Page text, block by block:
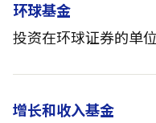
环球基金
投资在环球证券的单
增长和收入基金